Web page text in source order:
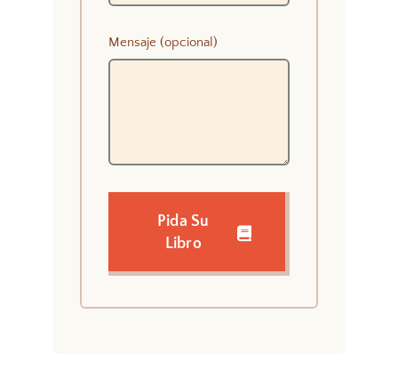
Mensaje (opcional)
Pida Su
Libro